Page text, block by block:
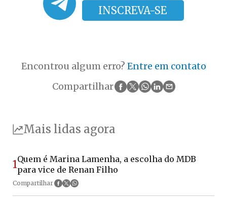
INSCREVA-SE
Encontrou algum erro? Entre em contato
Compartilhar
Mais lidas agora
1Quem é Marina Lamenha, a escolha do MDB
para vice de Renan Filho
Compartilhar